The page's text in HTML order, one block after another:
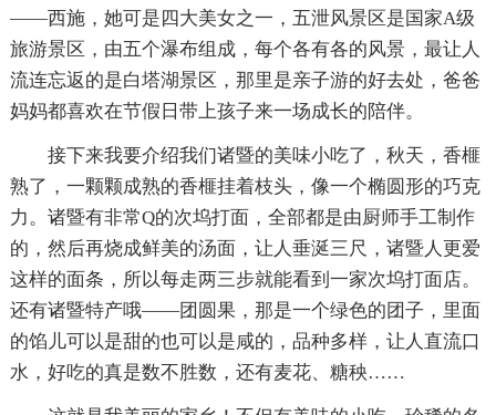
——西施，她可是四大美女之一，五泄风景区是国家A级
旅游景区，由五个瀑布组成，每个各有各的风景，最让人
流连忘返的是白塔湖景区，那里是亲子游的好去处，爸爸
妈妈都喜欢在节假日带上孩子来一场成长的陪伴。
接下来我要介绍我们诸暨的美味小吃了，秋天，香榧
熟了，一颗颗成熟的香榧挂着枝头，像一个椭圆形的巧克
力。诸暨有非常Q的次坞打面，全部都是由厨师手工制作
的，然后再烧成鲜美的汤面，让人垂涎三尺，诸暨人更爱
这样的面条，所以每走两三步就能看到一家次坞打面店。
还有诸暨特产哦——团圆果，那是一个绿色的团子，里面
的馅儿可以是甜的也可以是咸的，品种多样，让人直流口
水，好吃的真是数不胜数，还有麦花、糖秧……